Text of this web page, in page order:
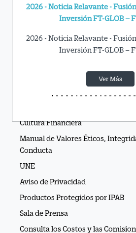
- Fusión de los Fondos de
– FT-EURO
- Fusión de los Fondos de
– FT-EURO
Cultura Financiera
Manual de Valores Éticos,
Conducta
UNE
Aviso de Privacidad
Productos Protegidos por IPAB
Sala de Prensa
Consulta los Costos y las